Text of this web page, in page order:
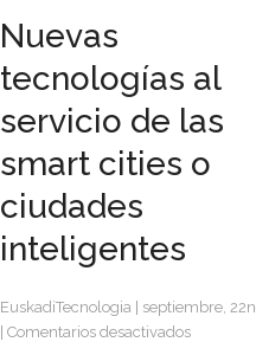
Nuevas
tecnologías al
servicio de las
smart cities o
ciudades
inteligentes
EuskadiTecnologia
septiembre,
Comentarios desactivadosen